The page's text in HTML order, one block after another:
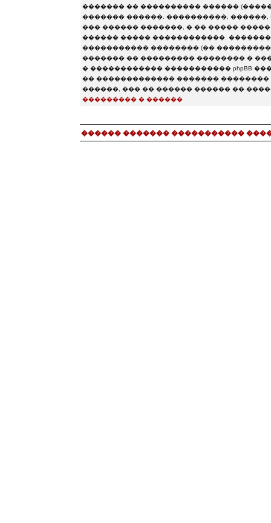
������� �� ���������� ������ (��������
������� ������. ����������, ������,
��� ������ �������, � �� �����
������ ����� ������������.
����������� �������� (��
������� �� ��������� �������� �
� ������������ ����������� phpBB
�� ������������� �������
������, ��� �� ������ ������ ��
��������� � ������
������ ������� �����������